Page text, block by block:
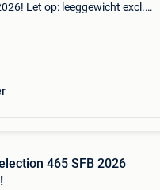
Let op: leeggewicht excl.
465 SFB 2026